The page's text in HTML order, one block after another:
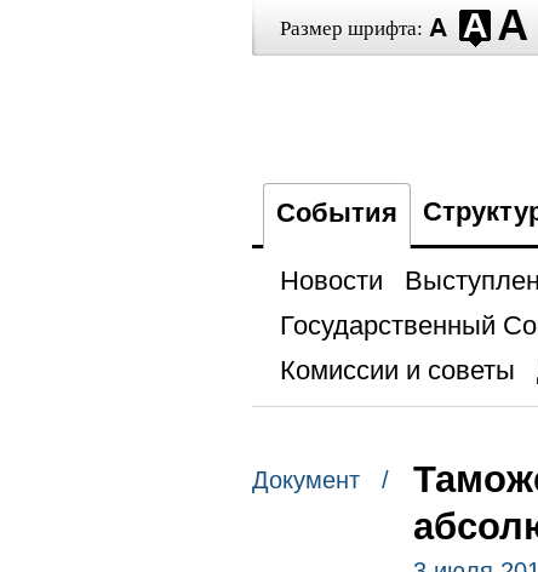
Размер шрифта:
События
Новости
Государственный
Комиссии и советы
Документ /